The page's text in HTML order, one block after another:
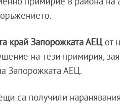
край Запорожката АЕЦ от
на тези примирия,
Запорожката АЕЦ.
са получили